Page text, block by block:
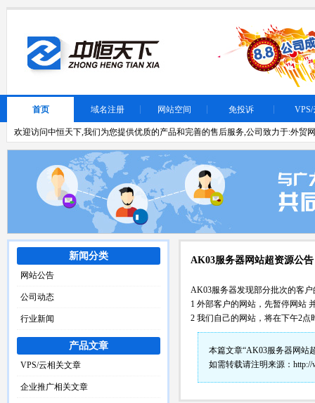
首页 域名注册 网站空间 免投诉 VPS/
欢迎访问中恒天下,我们为您提供优质的产品和完善的售后服务,公司致力于:外贸
新闻分类
网站公告
公司动态
行业新闻
产品文章
VPS/云相关文章
企业推广相关文章
AK03服务器网站超资源公告
AK03服务器发现部分批次的客
1 外部客户的网站，先暂停网站
2 我们自己的网站，将在下午2点
本篇文章“AK03服务器网站
如需转载请注明来源： http://